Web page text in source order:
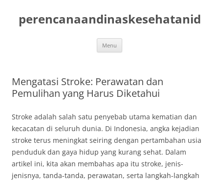
content
perencanaandinaskesehatanid
Menu
Mengatasi Stroke: Perawatan dan
Pemulihan yang Harus Diketahui
Stroke adalah salah satu penyebab utama kematian dan
kecacatan di seluruh dunia. Di Indonesia, angka kejadian
stroke terus meningkat seiring dengan pertambahan usia
penduduk dan gaya hidup yang kurang sehat. Dalam
artikel ini, kita akan membahas apa itu stroke, jenis-
jenisnya, tanda-tanda, perawatan, serta langkah-langkah